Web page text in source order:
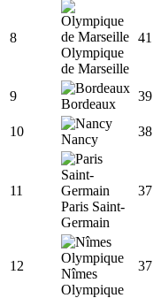
8
Olympique
de Marseille
41
9
Bordeaux
39
10
Nancy
38
11
Paris Saint-
Germain
37
12
Nîmes
Olympique
37